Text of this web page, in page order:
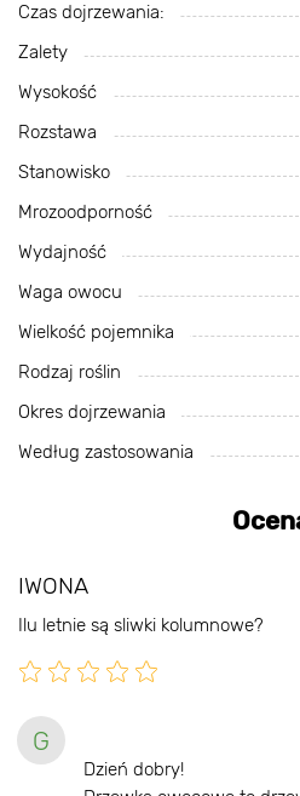
Czas dojrzewania:
Zalety
Wysokość
Rozstawa
Stanowisko
Mrozoodporność
Wydajność
Waga owocu
Wielkość pojemnika
Rodzaj roślin
Okres dojrzewania
Według zastosowania
IWONA
Ilu letnie są sliwki kolumnowe?
G
Dzień dobry!